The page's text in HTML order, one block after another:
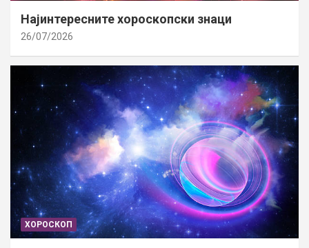
Најинтересните хороскопски знаци
26/07/2026
ХОРОСКОП